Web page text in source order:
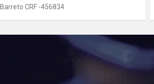
Barreto CRF -456834